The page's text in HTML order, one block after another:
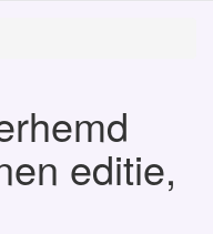
editie,